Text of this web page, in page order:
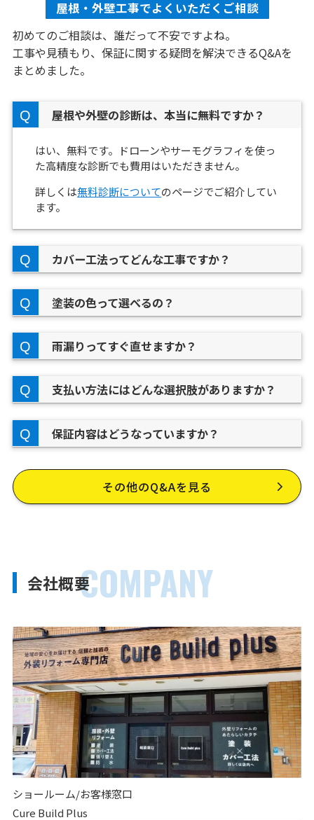
屋根・外壁工事でよくいただくご相談
初めてのご相談は、誰だって不安ですよね。
工事や見積もり、保証に関する疑問を解決できるQ&Aを
まとめました。
屋根や外壁の診断は、本当に無料ですか？
はい、無料です。ドローンやサーモグラフィを使っ
た高精度な診断でも費用はいただきません。
詳しくは無料診断についてのページでご紹介してい
ます。
カバー工法ってどんな工事ですか？
塗装の色って選べるの？
雨漏りってすぐ直せますか？
支払い方法にはどんな選択肢がありますか？
保証内容はどうなっていますか？
その他のQ&Aを見る
COMPANY
会社概要
ショールーム/お客様窓口
Cure Build Plus